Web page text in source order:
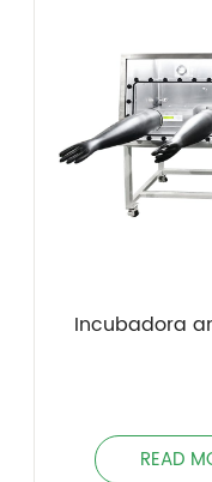
Incubadora
READ